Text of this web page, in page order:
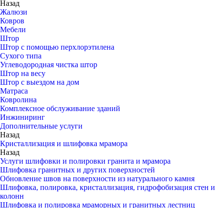
Назад
Жалюзи
Ковров
Мебели
Штор
Штор с помощью перхлорэтилена
Сухого типа
Углеводородная чистка штор
Штор на весу
Штор с выездом на дом
Матраса
Ковролина
Комплексное обслуживание зданий
Инжиниринг
Дополнительные услуги
Назад
Кристаллизация и шлифовка мрамора
Назад
Услуги шлифовки и полировки гранита и мрамора
Шлифовка гранитных и других поверхностей
Обновление швов на поверхности из натурального камня
Шлифовка, полировка, кристаллизация, гидрофобизация стен и
колонн
Шлифовка и полировка мраморных и гранитных лестниц